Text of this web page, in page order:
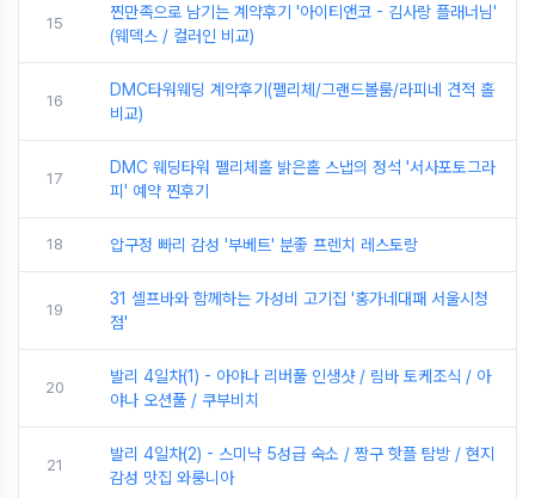
15
찐만족으로 남기는 계약후기 '아이티앤코 - 김사랑 플래너님'
(웨덱스 / 컬러인 비교)
16
DMC타워웨딩 계약후기(펠리체/그랜드볼룸/라피네 견적 홀
비교)
17
DMC 웨딩타워 펠리체홀 밝은홀 스냅의 정석 '서사포토그라
피' 예약 찐후기
18 압구정 빠리 감성 '부베트' 분좋 프렌치 레스토랑
19
31 셀프바와 함께하는 가성비 고기집 '홍가네대패 서울시청
점'
20
발리 4일차(1) - 아야나 리버풀 인생샷 / 림바 토케조식 / 아
야나 오션풀 / 쿠부비치
21
발리 4일차(2) - 스미냑 5성급 숙소 / 짱구 핫플 탐방 / 현지
감성 맛집 와룽니아